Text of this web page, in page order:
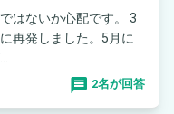
はないか心配です。 3
再発しました。5月に
2名が回答